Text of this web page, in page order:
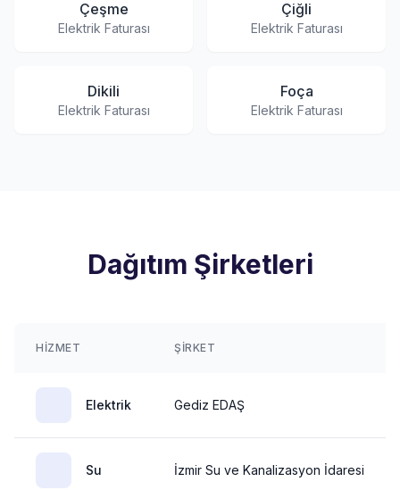
Çeşme
Elektrik Faturası
Çiğli
Elektrik Faturası
Dikili
Elektrik Faturası
Foça
Elektrik Faturası
Dağıtım Şirketleri
HIZMET ŞIRKET
Elektrik Gediz EDAŞ
Su İzmir Su ve Kanalizasyon İdaresi